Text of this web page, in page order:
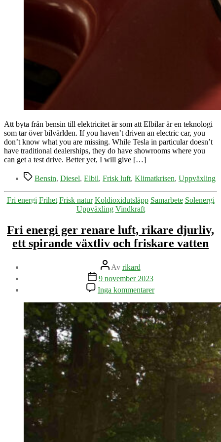
Att byta från bensin till elektricitet är som att Elbilar är en teknologi
som tar över bilvärlden. If you haven’t driven an electric car, you
don’t know what you are missing. While Tesla in particular doesn’t
have traditional dealerships, they do have showrooms where you
can get a test drive. Better yet, I will give […]
Etiketter
Bensin, Diesel, Elbil, Frisk luft, Klimatkrisen, Uppväxling
Kategorier
Fri energi Frihet Frisk natur Koldioxidutsläpp Samarbete Solenergi
Uppväxling Vindkraft
Fri energi ger renare luft, rikare djurliv,
ett spirande växtliv och friskare vatten
Inläggsförfattare
Av rikard
Inläggsdatum
9 november 2023
Inga kommentarertill
Fri
energi
ger
renare
luft,
rikare
djurliv,
ett
spirande
växtliv